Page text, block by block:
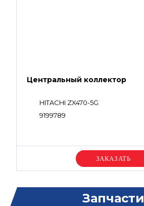
Центральный коллектор
HITACHI ZX470-5G
9199789
Уточняйте цену
Запчасти